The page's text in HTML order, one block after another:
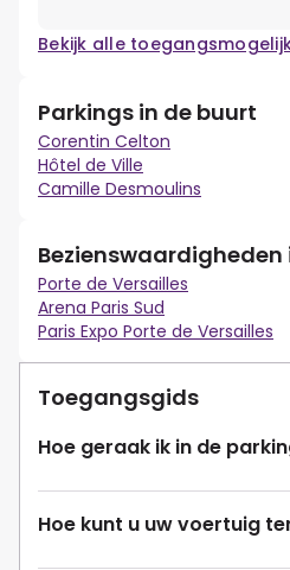
Bekijk alle
Parkings in de buurt
Corentin Celton
Hôtel de Ville
Camille Desmoulins
Bezienswaardigheden
Porte de Versailles
Arena Paris Sud
Paris Expo Porte de Versailles
Toegangsgids
Hoe geraak ik in de
Hoe kunt u uw voertuig